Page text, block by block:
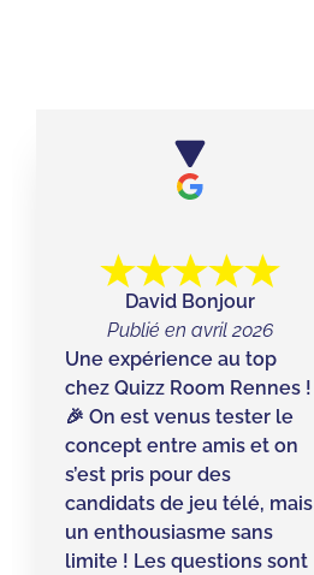
David Bonjour
Publié en avril 2026
Une expérience au top
chez Quizz Room Rennes !
🎉 On est venus tester le
concept entre amis et on
s’est pris pour des
candidats de jeu télé, mais
un enthousiasme sans
limite ! Les questions sont